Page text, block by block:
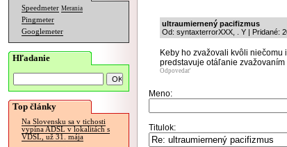
Speedmeter Merania
Pingmeter
Googlemeter
Hľadanie
Top články
Na Slovensku sa v tichosti
vypína ADSL v lokalitách s
VDSL, už 31. mája
ultraumiernený pacifizmus
Od: syntaxterrorXXX, . Y | Pridané:
Keby ho zvažovali kvôli
predstavuje otáľanie
Odpovedať
Meno:
Titulok: